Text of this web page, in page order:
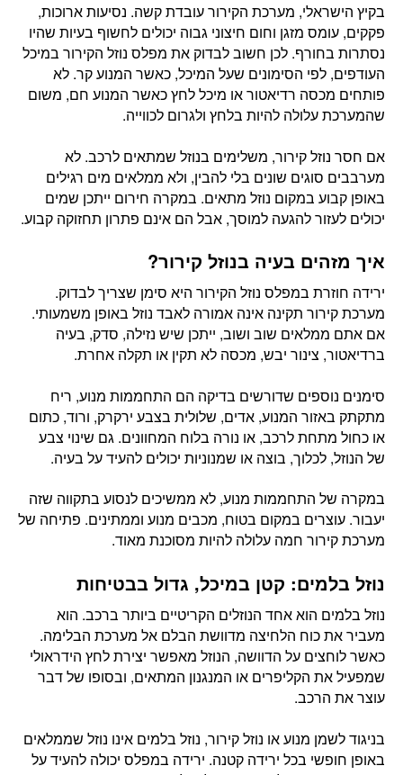
בקיץ הישראלי, מערכת הקירור עובדת קשה. נסיעות ארוכות,
פקקים, עומס מזגן וחום חיצוני גבוה יכולים לחשוף בעיות שהיו
נסתרות בחורף. לכן חשוב לבדוק את מפלס נוזל הקירור במיכל
העודפים, לפי הסימונים שעל המיכל, כאשר המנוע קר. לא
פותחים מכסה רדיאטור או מיכל לחץ כאשר המנוע חם, משום
שהמערכת עלולה להיות בלחץ ולגרום לכווייה.
אם חסר נוזל קירור, משלימים בנוזל שמתאים לרכב. לא
מערבבים סוגים שונים בלי להבין, ולא ממלאים מים רגילים
באופן קבוע במקום נוזל מתאים. במקרה חירום ייתכן שמים
יכולים לעזור להגעה למוסך, אבל הם אינם פתרון תחזוקה קבוע.
איך מזהים בעיה בנוזל קירור?
ירידה חוזרת במפלס נוזל הקירור היא סימן שצריך לבדוק.
מערכת קירור תקינה אינה אמורה לאבד נוזל באופן משמעותי.
אם אתם ממלאים שוב ושוב, ייתכן שיש נזילה, סדק, בעיה
ברדיאטור, צינור יבש, מכסה לא תקין או תקלה אחרת.
סימנים נוספים שדורשים בדיקה הם התחממות מנוע, ריח
מתקתק באזור המנוע, אדים, שלולית בצבע ירקרק, ורוד, כתום
או כחול מתחת לרכב, או נורה בלוח המחוונים. גם שינוי צבע
של הנוזל, לכלוך, בוצה או שמנוניות יכולים להעיד על בעיה.
במקרה של התחממות מנוע, לא ממשיכים לנסוע בתקווה שזה
יעבור. עוצרים במקום בטוח, מכבים מנוע וממתינים. פתיחה של
מערכת קירור חמה עלולה להיות מסוכנת מאוד.
נוזל בלמים: קטן במיכל, גדול בבטיחות
נוזל בלמים הוא אחד הנוזלים הקריטיים ביותר ברכב. הוא
מעביר את כוח הלחיצה מדוושת הבלם אל מערכת הבלימה.
כאשר לוחצים על הדוושה, הנוזל מאפשר יצירת לחץ הידראולי
שמפעיל את הקליפרים או המנגנון המתאים, ובסופו של דבר
עוצר את הרכב.
בניגוד לשמן מנוע או נוזל קירור, נוזל בלמים אינו נוזל שממלאים
באופן חופשי בכל ירידה קטנה. ירידה במפלס יכולה להעיד על